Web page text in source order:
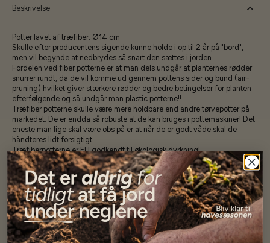
Beskrivelse
Potter lavet af træfiber. Ø14 cm
Skulle efter producentens sigende kunne holde i op til 2 år på "bord",
men vil begynde at nedbrydes så snart den sættes i jorden
Fordelen ved fiber potterne er at man dels undgår at planternes rødder
snurrer rundt, da de vil komme ud gennem pottens sider og bund (air-
pruning) hvilket giver stærkere rødder og bedre betingelser for planten
efterfølgende og så undgår man plastic potterne!!
Træfiber potterne skulle være mere holdbare end andre tørvepotter på
markedet. De er endda så robuste at de kan bruges i pottemaskiner! Det
eneste man lige skal være obs på er at når de er godt våde skal de
håndteres lidt forsigtigt.
Træfiberpotterne er EU godkendt til økologisk dyrkning!
Specifikationer
Se mere af Alle produkter